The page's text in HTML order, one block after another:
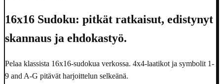
16x16 Sudoku: pitkät ratkaisut, edistynyt
skannaus ja ehdokastyö.
Pelaa klassista 16x16-sudokua verkossa. 4x4-laatikot ja symbolit 1-
9 and A-G pitävät harjoittelun selkeänä.